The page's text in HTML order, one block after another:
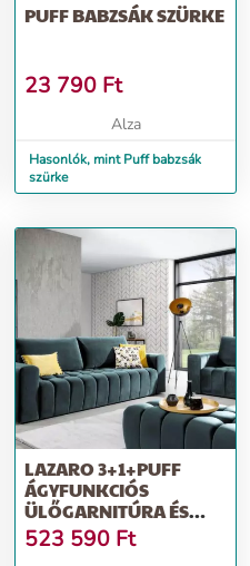
PUFF BABZSÁK SZÜRKE
23 790 Ft
Alza
Hasonlók, mint Puff babzsák
szürke
LAZARO 3+1+PUFF
ÁGYFUNKCIÓS
ÜLŐGARNITÚRA ÉS
PUFF SÖTÉTZÖLD
523 590 Ft